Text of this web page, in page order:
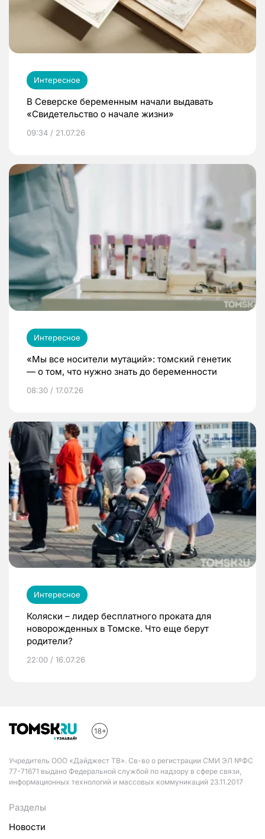
Интересное
В Северске беременным начали выдавать
«Свидетельство о начале жизни»
09:34 / 21.07.26
Интересное
«Мы все носители мутаций»: томский генетик
— о том, что нужно знать до беременности
08:30 / 17.07.26
Интересное
Коляски – лидер бесплатного проката для
новорожденных в Томске. Что еще берут
родители?
22:00 / 16.07.26
Учредитель ООО «Дайджест ТВ». Св-во о регистрации СМИ ЭЛ №ФС
77-71671 выдано Федеральной службой по надзору в сфере связи,
информационных технологий и массовых коммуникаций 23.11.2017
Разделы
Новости